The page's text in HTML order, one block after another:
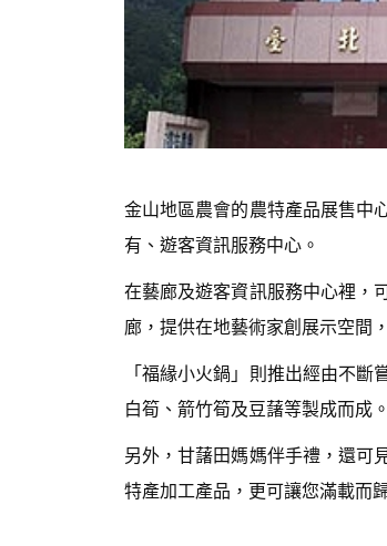
金山地區農會的農特產品展售中
有、遊客資訊服務中心。
在藝廊及遊客資訊服務中心裡，
廊，提供在地藝術家創展示空間
「福緣小火鍋」則推出經由不
白筍、箭竹筍及豆藷等製成而成。
另外，甘藷田媽媽伴手禮，還可
特產加工產品，更可讓您滿載而